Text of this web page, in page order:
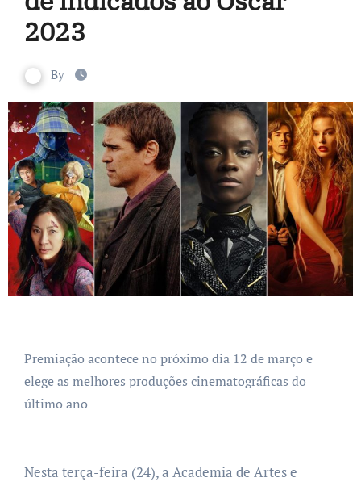
2023
By
Premiação acontece no próximo dia 12 de março e
elege as melhores produções cinematográficas do
último ano
Nesta terça-feira (24), a Academia de Artes e